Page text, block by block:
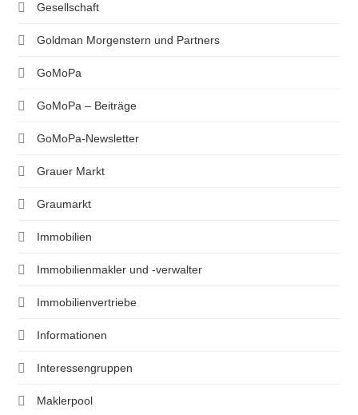
Gesellschaft
Goldman Morgenstern und Partners
GoMoPa
GoMoPa – Beiträge
GoMoPa-Newsletter
Grauer Markt
Graumarkt
Immobilien
Immobilienmakler und -verwalter
Immobilienvertriebe
Informationen
Interessengruppen
Maklerpool